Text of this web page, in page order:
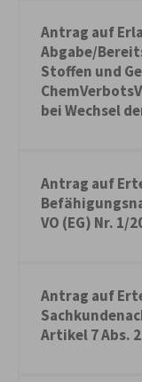
Antrag auf
Abgabe/
Stoffen und
bei Wechsel
Antrag auf
VO (EG) Nr. 1/
Antrag auf
Artikel 7 Abs. 2